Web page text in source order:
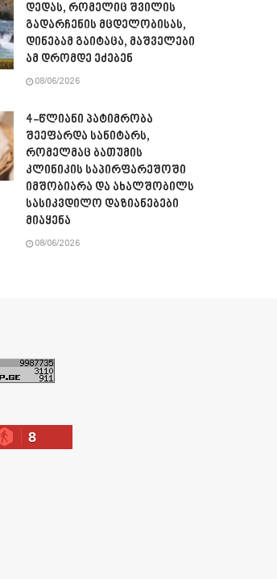
დედას, რომელიც შვილის
გადარჩენის მცდელობისას,
დინებამ გაიტაცა, მაშველები
ამ დრომდე ეძებენ
08/06/2026
4-წლიანი პატიმრობა
შეეფარდა სანიტარს,
რომელმაც ბათუმის
კლინიკის საპირფარეშოში
იმშობიარა და ახალშობილს
სასიკვდილო დაზიანებები
მიაყენა
08/06/2026
8